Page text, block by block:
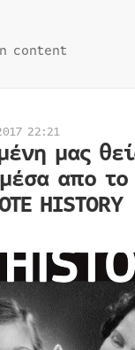
content
22:21
μας
απο
HISTORY